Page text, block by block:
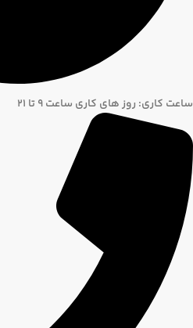
ساعت کاری: روز های کاری ساعت ۹ تا ۲۱